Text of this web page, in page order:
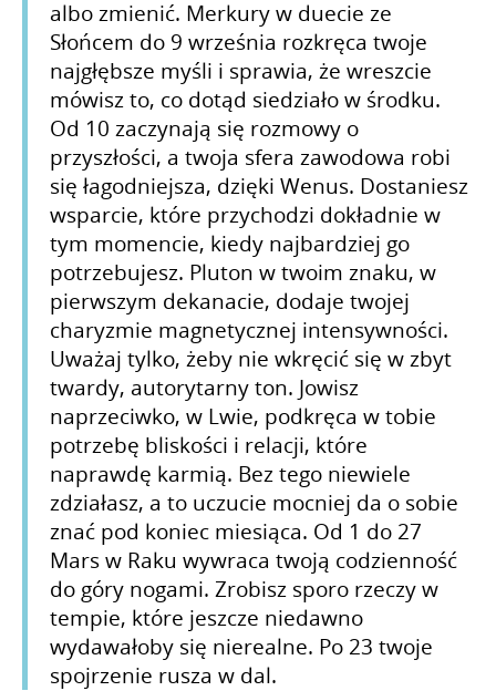
albo zmienić. Merkury w duecie ze
Słońcem do 9 września rozkręca twoje
najgłębsze myśli i sprawia, że wreszcie
mówisz to, co dotąd siedziało w środku.
Od 10 zaczynają się rozmowy o
przyszłości, a twoja sfera zawodowa robi
się łagodniejsza, dzięki Wenus. Dostaniesz
wsparcie, które przychodzi dokładnie w
tym momencie, kiedy najbardziej go
potrzebujesz. Pluton w twoim znaku, w
pierwszym dekanacie, dodaje twojej
charyzmie magnetycznej intensywności.
Uważaj tylko, żeby nie wkręcić się w zbyt
twardy, autorytarny ton. Jowisz
naprzeciwko, w Lwie, podkręca w tobie
potrzebę bliskości i relacji, które
naprawdę karmią. Bez tego niewiele
zdziałasz, a to uczucie mocniej da o sobie
znać pod koniec miesiąca. Od 1 do 27
Mars w Raku wywraca twoją codzienność
do góry nogami. Zrobisz sporo rzeczy w
tempie, które jeszcze niedawno
wydawałoby się nierealne. Po 23 twoje
spojrzenie rusza w dal.